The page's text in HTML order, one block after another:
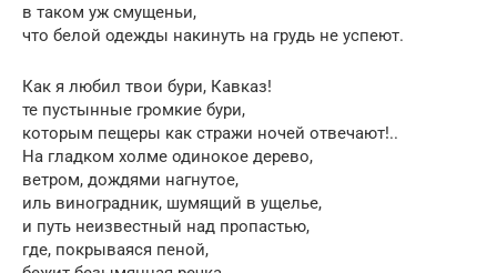
в таком уж смущеньи,
что белой одежды накинуть на грудь не успеют.
Как я любил твои бури, Кавказ!
те пустынные громкие бури,
которым пещеры как стражи ночей отвечают!..
На гладком холме одинокое дерево,
ветром, дождями нагнутое,
иль виноградник, шумящий в ущелье,
и путь неизвестный над пропастью,
где, покрываяся пеной,